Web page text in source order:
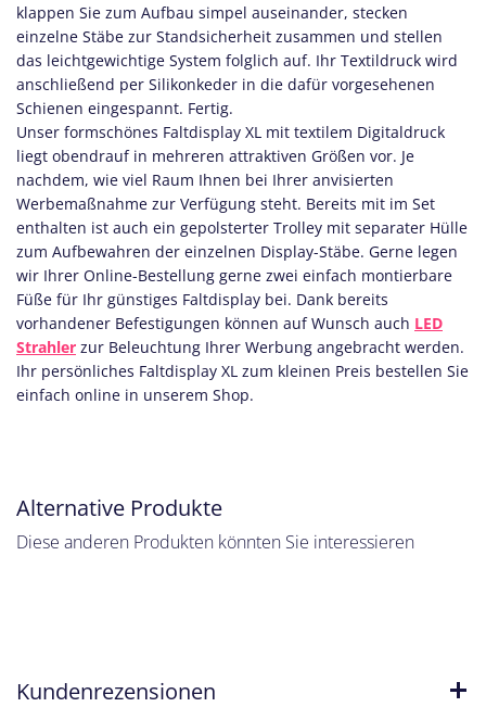
klappen Sie zum Aufbau simpel auseinander, stecken
einzelne Stäbe zur Standsicherheit zusammen und stellen
das leichtgewichtige System folglich auf. Ihr Textildruck wird
anschließend per Silikonkeder in die dafür vorgesehenen
Schienen eingespannt. Fertig.
Unser formschönes Faltdisplay XL mit textilem Digitaldruck
liegt obendrauf in mehreren attraktiven Größen vor. Je
nachdem, wie viel Raum Ihnen bei Ihrer anvisierten
Werbemaßnahme zur Verfügung steht. Bereits mit im Set
enthalten ist auch ein gepolsterter Trolley mit separater Hülle
zum Aufbewahren der einzelnen Display-Stäbe. Gerne legen
wir Ihrer Online-Bestellung gerne zwei einfach montierbare
Füße für Ihr günstiges Faltdisplay bei. Dank bereits
vorhandener Befestigungen können auf Wunsch auch LED
Strahler zur Beleuchtung Ihrer Werbung angebracht werden.
Ihr persönliches Faltdisplay XL zum kleinen Preis bestellen Sie
einfach online in unserem Shop.
Alternative Produkte
Diese anderen Produkten könnten Sie interessieren
Kundenrezensionen